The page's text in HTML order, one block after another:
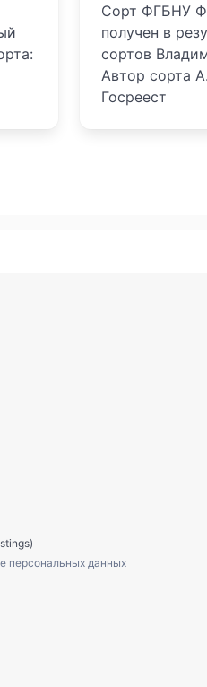
Сорт ФГБНУ
получен в
сортов
Автор сорта
Госреест
персональных данных